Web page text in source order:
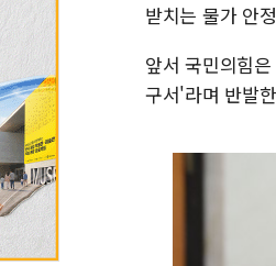
받치는 물가 안
앞서 국민의힘
구서'라며 반발